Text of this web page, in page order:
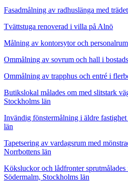
Fasadmålning av radhuslänga med
Tvättstuga renoverad i villa på Alnö
Målning av kontorsytor och
Ommålning av sovrum och hall i
Ommålning av trapphus och entré i
Butikslokal målades om med slitstark
Stockholms län
Invändig fönstermålning i äldre
län
Tapetsering av vardagsrum med
Norrbottens län
Köksluckor och lådfronter
Södermalm, Stockholms län